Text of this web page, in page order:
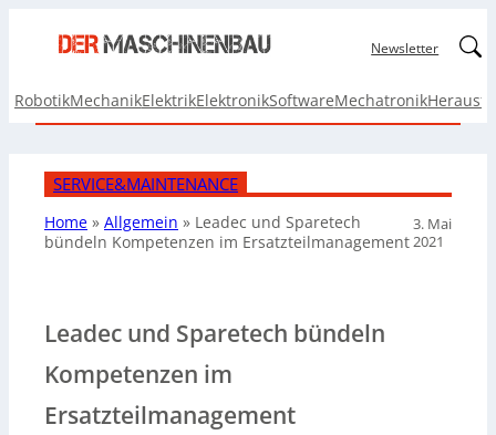
Newsletter
RobotikMechanikElektrikElektronikSoftwareMechatronik
SERVICE&MAINTENANCE
Home » Allgemein » Leadec und Sparetech
bündeln Kompetenzen im Ersatzteilmanagement
3. Mai
2021
Leadec und Sparetech bündeln
Kompetenzen im
Ersatzteilmanagement